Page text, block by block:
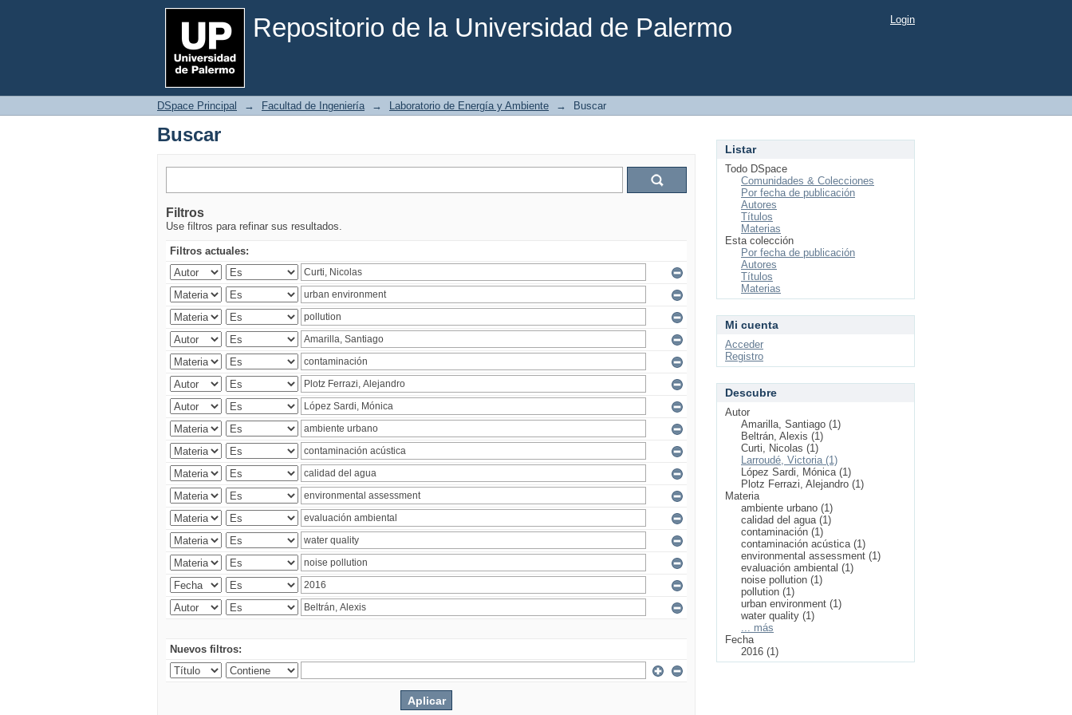
Repositorio de la Universidad de Palermo
Buscar Login
DSpace Principal → Facultad de Ingeniería → Laboratorio de Energía y Ambiente → Buscar
Buscar
Filtros
Use filtros para refinar sus resultados.
Filtros actuales:
Nuevos filtros:
Listar
Todo DSpace
Comunidades & Colecciones
Por fecha de publicación
Autores
Títulos
Materias
Esta colección
Por fecha de publicación
Autores
Títulos
Materias
Mi cuenta
Acceder
Registro
Descubre
Autor
Amarilla, Santiago (1)
Beltrán, Alexis (1)
Curti, Nicolas (1)
Larroudé, Victoria (1)
López Sardi, Mónica (1)
Plotz Ferrazi, Alejandro (1)
Materia
ambiente urbano (1)
calidad del agua (1)
contaminación (1)
contaminación acústica (1)
environmental assessment (1)
evaluación ambiental (1)
noise pollution (1)
pollution (1)
urban environment (1)
water quality (1)
... más
Fecha
2016 (1)